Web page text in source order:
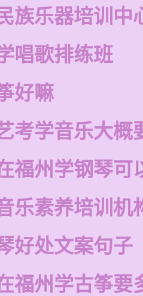
族乐器培训中
唱歌排练班
好嘛
考学音乐大概
福州学钢琴可
乐素养培训机
好处文案句子
福州学古筝要